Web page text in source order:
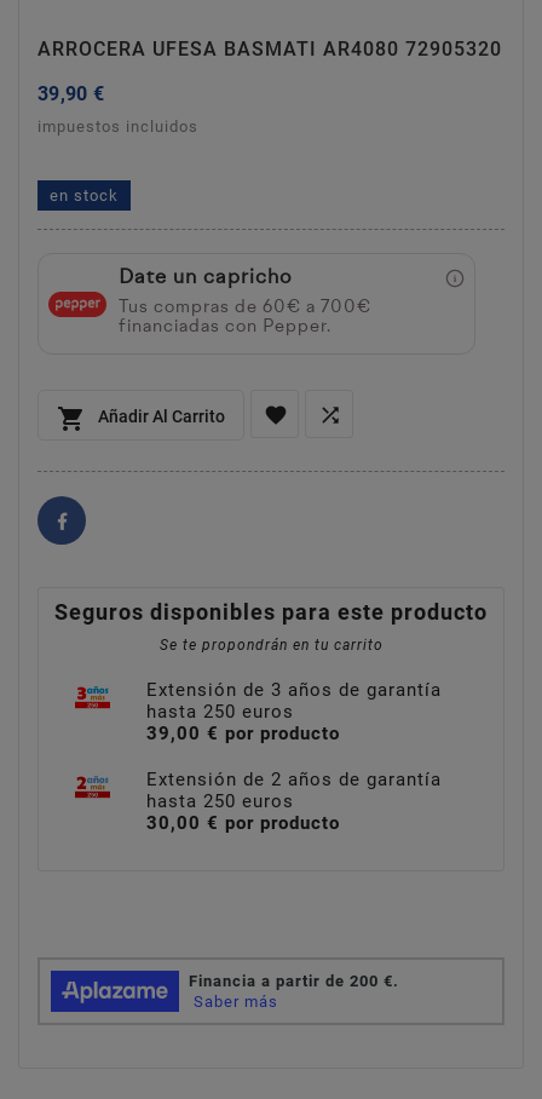
ARROCERA UFESA BASMATI AR4080 72905320
39,90 €
impuestos incluidos
en stock
Date un capricho
Tus compras de 60€ a 700€
financiadas con Pepper.
 Añadir Al Carrito  
Seguros disponibles para este producto
Se te propondrán en tu carrito
Extensión de 3 años de garantía
hasta 250 euros
39,00 € por producto
Extensión de 2 años de garantía
hasta 250 euros
30,00 € por producto